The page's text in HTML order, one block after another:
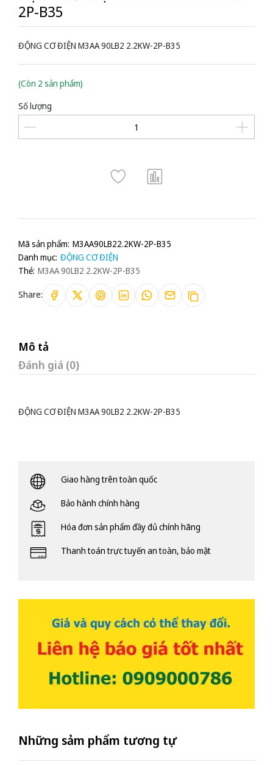
2P-B35
ĐỘNG CƠ ĐIỆN M3AA 90LB2 2.2KW-2P-B35
(Còn 2 sản phẩm)
Số lượng
Mã sản phẩm: M3AA90LB22.2KW-2P-B35
Danh mục: ĐỘNG CƠ ĐIỆN
Thẻ: M3AA 90LB2 2.2KW-2P-B35
Share:
Mô tả
Đánh giá (0)
ĐỘNG CƠ ĐIỆN M3AA 90LB2 2.2KW-2P-B35
Giao hàng trên toàn quốc
Bảo hành chính hàng
Hóa đơn sản phẩm đầy đủ chính hãng
Thanh toán trực tuyến an toàn, bảo mật
Những sảm phẩm tương tự